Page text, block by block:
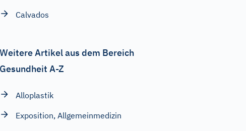
Calvados
Weitere Artikel aus dem Bereich
Gesundheit A-Z
Alloplastik
Exposition, Allgemeinmedizin